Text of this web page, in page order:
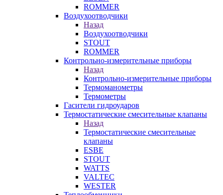
ROMMER
Воздухоотводчики
Назад
Воздухоотводчики
STOUT
ROMMER
Контрольно-измерительные приборы
Назад
Контрольно-измерительные приборы
Термоманометры
Термометры
Гасители гидроударов
Термостатические смесительные клапаны
Назад
Термостатические смесительные
клапаны
ESBE
STOUT
WATTS
VALTEC
WESTER